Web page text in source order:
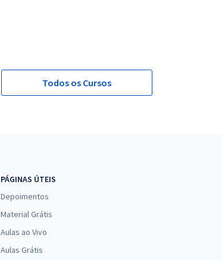
Todos os Cursos
PÁGINAS ÚTEIS
Depoimentos
Material Grátis
Aulas ao Vivo
Aulas Grátis